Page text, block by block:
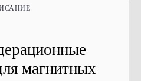
магнитных